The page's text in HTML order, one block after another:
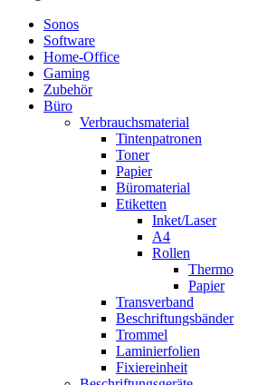
Sonos
Software
Home-Office
Gaming
Zubehör
Büro
Verbrauchsmaterial
Tintenpatronen
Toner
Papier
Büromaterial
Etiketten
Inket/Laser
A4
Rollen
Thermo
Papier
Transverband
Beschriftungsbänder
Trommel
Laminierfolien
Fixiereinheit